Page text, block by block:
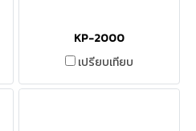
KP-2000
เปรียบเทียบ